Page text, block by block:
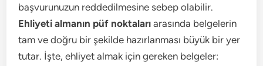
başvurunuzun reddedilmesine sebep olabilir.
Ehliyeti almanın püf noktaları arasında belgelerin
tam ve doğru bir şekilde hazırlanması büyük bir yer
tutar. İşte, ehliyet almak için gereken belgeler: